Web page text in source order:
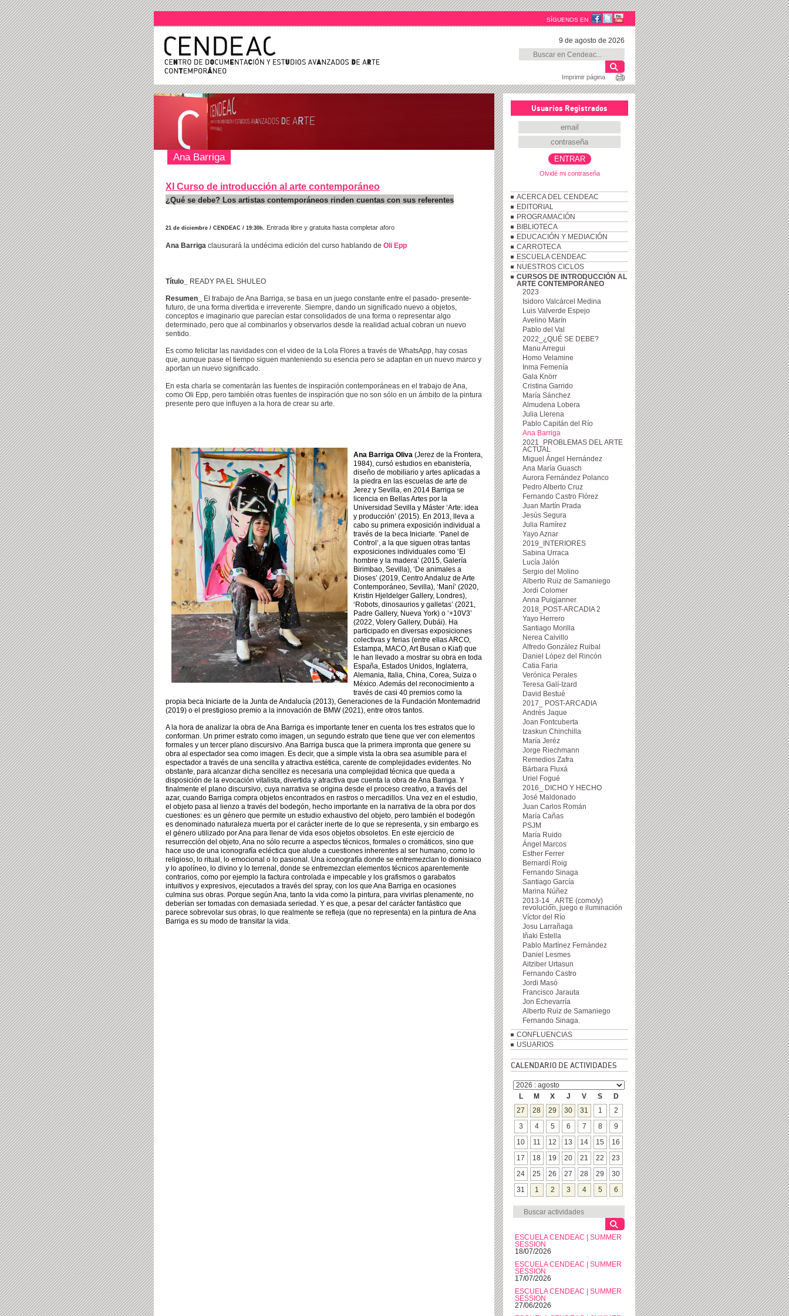
SÍGUENOS EN
9 de agosto de 2026
Imprimir página
Usuarios Registrados
Olvidé mi contraseña
ACERCA DEL CENDEAC
EDITORIAL
PROGRAMACIÓN
BIBLIOTECA
EDUCACIÓN Y MEDIACIÓN
CARROTECA
ESCUELA CENDEAC
NUESTROS CICLOS
CURSOS DE INTRODUCCIÓN AL
ARTE CONTEMPORÁNEO
2023
Isidoro Valcárcel Medina
Luis Valverde Espejo
Avelino Marín
Pablo del Val
2022_¿QUÉ SE DEBE?
Manu Arregui
Homo Velamine
Inma Femenía
Gala Knörr
Cristina Garrido
María Sánchez
Almudena Lobera
Julia Llerena
Pablo Capitán del Río
Ana Barriga
2021_PROBLEMAS DEL ARTE
ACTUAL
Miguel Ángel Hernández
Ana María Guasch
Aurora Fernández Polanco
Pedro Alberto Cruz
Fernando Castro Flórez
Juan Martín Prada
Jesús Segura
Julia Ramírez
Yayo Aznar
2019_INTERIORES
Sabina Urraca
Lucía Jalón
Sergio del Molino
Alberto Ruiz de Samaniego
Jordi Colomer
Anna Puigjanner
2018_POST-ARCADIA 2
Yayo Herrero
Santiago Morilla
Nerea Calvillo
Alfredo González Ruibal
Daniel López del Rincón
Catia Faria
Verónica Perales
Teresa Galí-Izard
David Bestué
2017_ POST-ARCADIA
Andrés Jaque
Joan Fontcuberta
Izaskun Chinchilla
María Jeréz
Jorge Riechmann
Remedios Zafra
Bárbara Fluxá
Uriel Fogué
2016_ DICHO Y HECHO
José Maldonado
Juan Carlos Román
María Cañas
PSJM
María Ruido
Ángel Marcos
Esther Ferrer
Bernardí Roig
Fernando Sinaga
Santiago García
Marina Núñez
2013-14_ ARTE (como/y)
revolución, juego e iluminación
Víctor del Río
Josu Larrañaga
Iñaki Estella
Pablo Martínez Fernández
Daniel Lesmes
Aitziber Urtasun
Fernando Castro
Jordi Masó
Francisco Jarauta
Jon Echevarría
Alberto Ruiz de Samaniego
Fernando Sinaga.
CONFLUENCIAS
USUARIOS
CALENDARIO DE ACTIVIDADES
L M X J V S
D
27
28 29 30 31 1 2
3 4 5 6 7 8 9
10 11 12 13 14 15 16
17 18 19 20 21 22 23
24 25 26 27 28 29 30
31 1 2 3 4 5 6
ESCUELA CENDEAC | SUMMER
SESSION
18/07/2026
ESCUELA CENDEAC | SUMMER
SESSION
17/07/2026
ESCUELA CENDEAC | SUMMER
SESSION
27/06/2026
Ana Barriga
XI Curso de introducción al arte contemporáneo
¿Qué se debe? Los artistas contemporáneos rinden cuentas con sus referentes
21 de diciembre / CENDEAC / 19:30h. Entrada libre y gratuita hasta completar aforo
Ana Barriga clausurará la undécima edición del curso hablando de Oli Epp
Título_ READY PA EL SHULEO
Resumen_
El trabajo de Ana Barriga, se basa en un juego constante entre el pasado- presente-
futuro, de una forma divertida e irreverente. Siempre, dando un significado nuevo a objetos,
conceptos e imaginario que parecían estar consolidados de una forma o representar algo
determinado, pero que al combinarlos y observarlos desde la realidad actual cobran un nuevo
sentido.
Es como felicitar las navidades con el video de la Lola Flores a través de WhatsApp, hay cosas
que, aunque pase el tiempo siguen manteniendo su esencia pero se adaptan en un nuevo marco y
aportan un nuevo significado.
En esta charla se comentarán las fuentes de inspiración contemporáneas en el trabajo de Ana,
como Oli Epp, pero también otras fuentes de inspiración que no son sólo en un ámbito de la pintura
presente pero que influyen a la hora de crear su arte.
Ana Barriga Oliva (Jerez de la Frontera,
1984), cursó estudios en ebanistería,
diseño de mobiliario y artes aplicadas a
la piedra en las escuelas de arte de
Jerez y Sevilla, en 2014 Barriga se
licencia en Bellas Artes por la
Universidad Sevilla y Máster ‘Arte: idea
y producción’ (2015). En 2013, lleva a
cabo su primera exposición individual a
través de la beca Iniciarte. ‘Panel de
Control’, a la que siguen otras tantas
exposiciones individuales como ‘El
hombre y la madera’ (2015, Galería
Birimbao, Sevilla), ‘De animales a
Dioses’ (2019, Centro Andaluz de Arte
Contemporáneo, Sevilla), ‘Maní’ (2020,
Kristin Hjeldelger Gallery, Londres),
‘Robots, dinosaurios y galletas’ (2021,
Padre Gallery, Nueva York) o ‘+10V3’
(2022, Volery Gallery, Dubái). Ha
participado en diversas exposiciones
colectivas y ferias (entre ellas ARCO,
Estampa, MACO, Art Busan o Kiaf) que
le han llevado a mostrar su obra en toda
España, Estados Unidos, Inglaterra,
Alemania, Italia, China, Corea, Suiza o
México. Además del reconocimiento a
través de casi 40 premios como la
propia beca Iniciarte de la Junta de Andalucía (2013), Generaciones de la Fundación Montemadrid
(2019) o el prestigioso premio a la innovación de BMW (2021), entre otros tantos.
A la hora de analizar la obra de Ana Barriga es importante tener en cuenta los tres estratos que lo
conforman. Un primer estrato como imagen, un segundo estrato que tiene que ver con elementos
formales y un tercer plano discursivo. Ana Barriga busca que la primera impronta que genere su
obra al espectador sea como imagen. Es decir, que a simple vista la obra sea asumible para el
espectador a través de una sencilla y atractiva estética, carente de complejidades evidentes. No
obstante, para alcanzar dicha sencillez es necesaria una complejidad técnica que queda a
disposición de la evocación vitalista, divertida y atractiva que cuenta la obra de Ana Barriga. Y
finalmente el plano discursivo, cuya narrativa se origina desde el proceso creativo, a través del
azar, cuando Barriga compra objetos encontrados en rastros o mercadillos. Una vez en el estudio,
el objeto pasa al lienzo a través del bodegón, hecho importante en la narrativa de la obra por dos
cuestiones: es un género que permite un estudio exhaustivo del objeto, pero también el bodegón
es denominado naturaleza muerta por el carácter inerte de lo que se representa, y sin embargo es
el género utilizado por Ana para llenar de vida esos objetos obsoletos. En este ejercicio de
resurrección del objeto, Ana no sólo recurre a aspectos técnicos, formales o cromáticos, sino que
hace uso de una iconografía ecléctica que alude a cuestiones inherentes al ser humano, como lo
religioso, lo ritual, lo emocional o lo pasional. Una iconografía donde se entremezclan lo dionisiaco
y lo apolíneo, lo divino y lo terrenal, donde se entremezclan elementos técnicos aparentemente
contrarios, como por ejemplo la factura controlada e impecable y los grafismos o garabatos
intuitivos y expresivos, ejecutados a través del spray, con los que Ana Barriga en ocasiones
culmina sus obras. Porque según Ana, tanto la vida como la pintura, para vivirlas plenamente, no
deberían ser tomadas con demasiada seriedad. Y es que, a pesar del carácter fantástico que
parece sobrevolar sus obras, lo que realmente se refleja (que no representa) en la pintura de Ana
Barriga es su modo de transitar la vida.